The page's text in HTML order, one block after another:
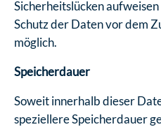
Sicherheitslücken
Schutz der Daten vor dem
möglich.
Speicherdauer
Soweit innerhalb dieser
speziellere Speicherdauer